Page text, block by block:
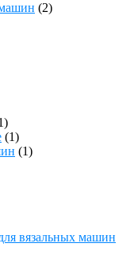
(2)
(1)
(1)
вязальных машин